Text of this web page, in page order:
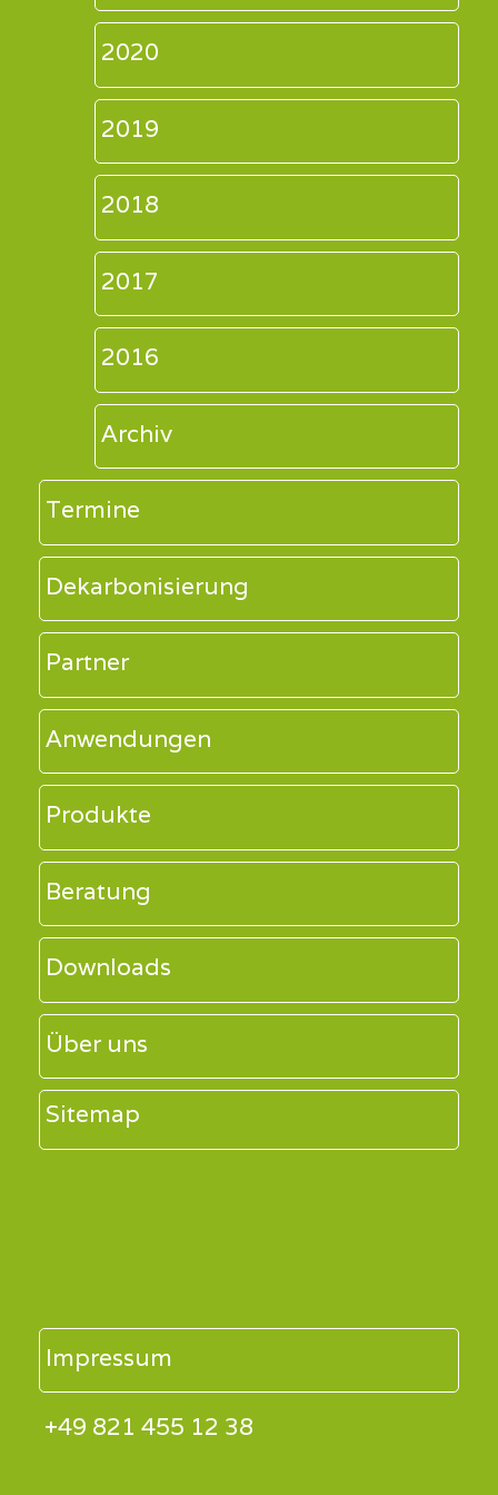
2020
2019
2018
2017
2016
Archiv
Termine
Dekarbonisierung
Partner
Anwendungen
Produkte
Beratung
Downloads
Über uns
Sitemap
Impressum
+49 821 455 12 38